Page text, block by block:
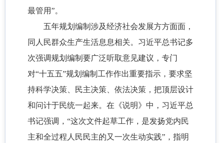
最管用”。
五年规划编制涉及经济社会发展方方面面，
同人民群众生产生活息息相关。习近平总书记多
次强调规划编制要广泛听取意见建议，专门
对“十五五”规划编制工作作出重要指示，要求坚
持科学决策、民主决策、依法决策，把顶层设计
和问计于民统一起来。在《说明》中，习近平总
书记强调，“这次文件起草工作，是发扬党内民
主和全过程人民民主的又一次生动实践”，指明